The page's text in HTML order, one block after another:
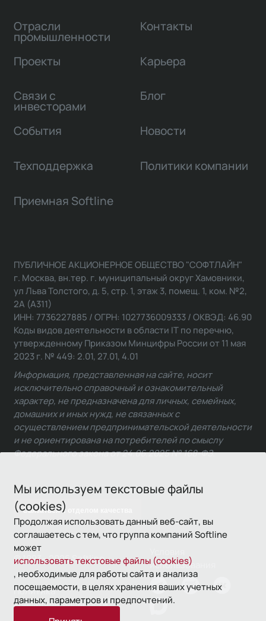
Мы используем текстовые файлы
(cookies)
Продолжая использовать данный веб-сайт, вы
соглашаетесь с тем, что группа компаний Softline
может
использовать текстовые файлы (cookies)
, необходимые для работы сайта и анализа
посещаемости, в целях хранения ваших учетных
данных, параметров и предпочтений.
Отрасли
промышленности
Проекты
Связи с
инвесторами
Контакты
Карьера
Блог
События Новости
Техподдержка Политики компании
Приемная Softline
Связаться с отделом качества
ПУБЛИЧНОЕ АКЦИОНЕРНОЕ ОБЩЕСТВО "СОФТЛАЙН"
г. Москва, вн.тер. г. муниципальный округ Хамовники,
ул Льва Толстого, д. 5, стр. 1, этаж 3, помещ. 1, ком. №2,
2А (А311)
ИНН: 7736227885 / ОГРН: 1027736009333 / ОКВЭД: 46.90
Коды видов деятельности в области IT по перечню,
утвержденному Приказом Минцифры России от 11 мая
2023 г. № 449: 2.01, 27.01, 4.01
Информация, представленная на сайте, носит
исключительно справочный и ознакомительный
характер, не предназначена для личных, семейных,
домашних и иных нужд, не связанных с
осуществлением предпринимательской деятельности
и не ориентирована на потребителей по смыслу
Федерального закона от 24.06.2025 № 168-ФЗ.
© 1993—2026 Softline
использования
Политика
конфиденциальности